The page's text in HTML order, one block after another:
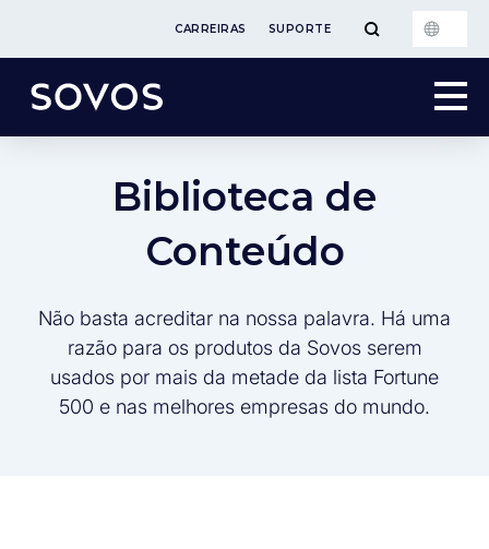
CARREIRAS SUPORTE
Biblioteca de
Conteúdo
Não basta acreditar na nossa palavra. Há uma
razão para os produtos da Sovos serem
usados por mais da metade da lista Fortune
500 e nas melhores empresas do mundo.